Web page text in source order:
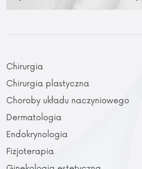
Chirurgia
Chirurgia plastyczna
Choroby układu naczyniowego
Dermatologia
Endokrynologia
Fizjoterapia